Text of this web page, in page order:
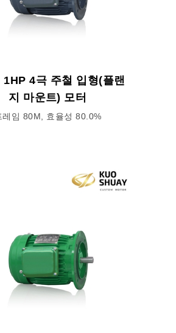
1HP 4극 주철 입형(플랜
지 마운트) 모터
레임 80M, 효율성 80.0%